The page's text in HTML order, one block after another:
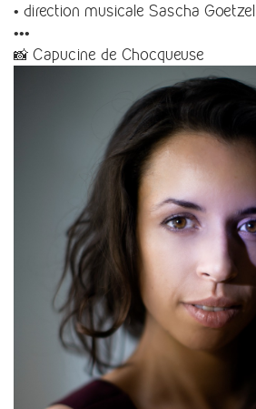
• direction musicale Sascha Goetzel
•••
📸 Capucine de Chocqueuse